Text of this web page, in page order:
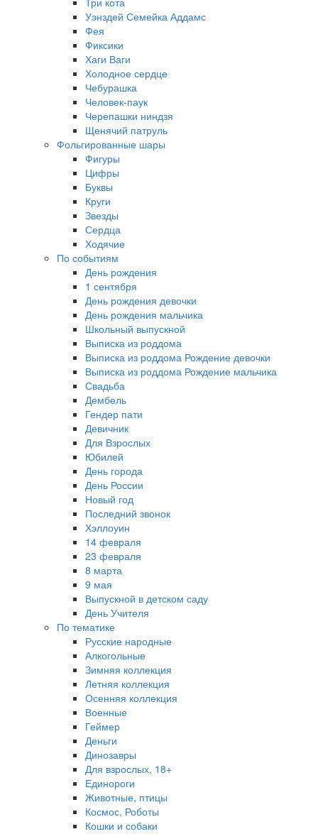
Уэнздей Семейка Аддамс
Фея
Фиксики
Хаги Ваги
Холодное сердце
Чебурашка
Человек-паук
Черепашки ниндзя
Щенячий патруль
Фольгированные шары
Фигуры
Цифры
Буквы
Круги
Звезды
Сердца
Ходячие
По событиям
День рождения
1 сентября
День рождения девочки
День рождения мальчика
Школьный выпускной
Выписка из роддома
Выписка из роддома Рождение девочки
Выписка из роддома Рождение мальчика
Свадьба
Дембель
Гендер пати
Девичник
Для Взрослых
Юбилей
День города
День России
Новый год
Последний звонок
Хэллоуин
14 февраля
23 февраля
8 марта
9 мая
Выпускной в детском саду
День Учителя
По тематике
Русские народные
Алкогольные
Зимняя коллекция
Летняя коллекция
Осенняя коллекция
Военные
Геймер
Деньги
Динозавры
Для взрослых, 18+
Единороги
Животные, птицы
Космос, Роботы
Кошки и собаки